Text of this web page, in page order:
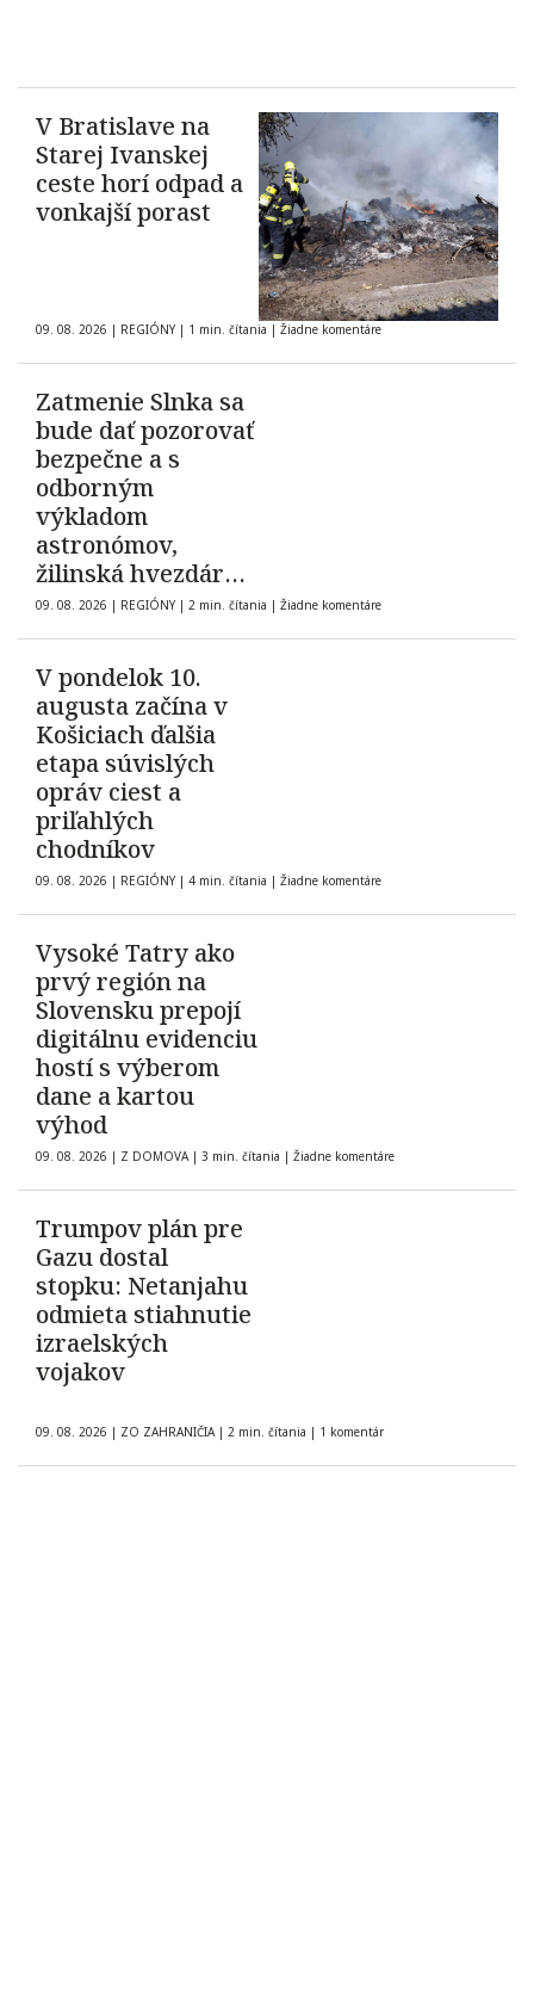
V Bratislave na
Starej Ivanskej
ceste horí odpad a
vonkajší porast
09. 08. 2026 | REGIÓNY | 1 min. čítania | Žiadne komentáre
Zatmenie Slnka sa
bude dať pozorovať
bezpečne a s
odborným
výkladom
astronómov,
žilinská hvezdáreň
pripravila dve
podujatia
09. 08. 2026 | REGIÓNY | 2 min. čítania | Žiadne komentáre
V pondelok 10.
augusta začína v
Košiciach ďalšia
etapa súvislých
opráv ciest a
priľahlých
chodníkov
09. 08. 2026 | REGIÓNY | 4 min. čítania | Žiadne komentáre
Vysoké Tatry ako
prvý región na
Slovensku prepojí
digitálnu evidenciu
hostí s výberom
dane a kartou
výhod
09. 08. 2026 | Z DOMOVA | 3 min. čítania | Žiadne komentáre
Trumpov plán pre
Gazu dostal
stopku: Netanjahu
odmieta stiahnutie
izraelských
vojakov
09. 08. 2026 | ZO ZAHRANIČIA | 2 min. čítania | 1 komentár